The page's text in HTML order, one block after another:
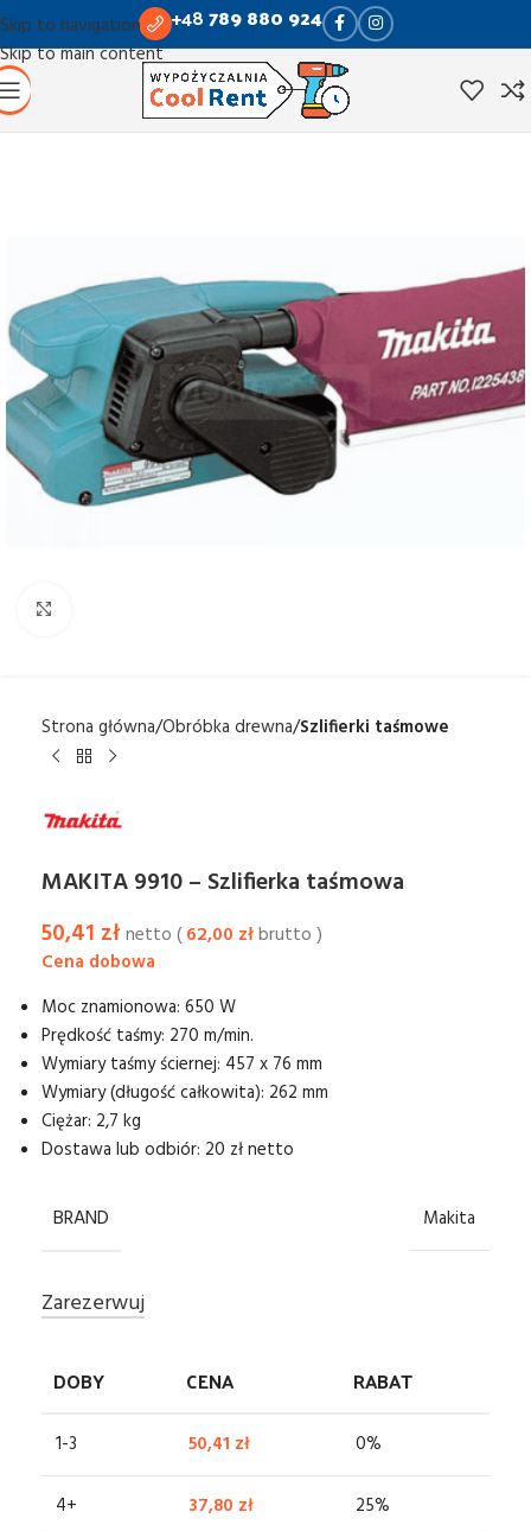
Skip to navigation
Skip to main content
+48789 880 924
Strona główna Obróbka drewna Szlifierki taśmowe
MAKITA 9910 – Szlifierka taśmowa
50,41 zł netto (62,00 złbrutto )
Moc znamionowa: 650 W
Prędkość taśmy: 270 m/min.
Wymiary taśmy ściernej: 457 x 76 mm
Wymiary (długość całkowita): 262 mm
Ciężar: 2,7 kg
Dostawa lub odbiór: 20 zł netto
BRAND Makita
Zarezerwuj
DOBY CENA RABAT
1-3 50,41 zł 0%
4+ 37,80 zł 25%